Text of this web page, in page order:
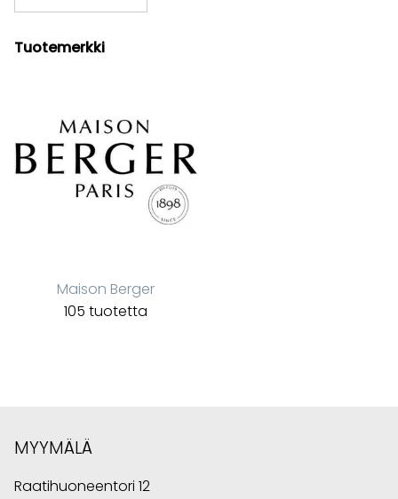
Tuotemerkki
Maison Berger
105 tuotetta
MYYMÄLÄ
Raatihuoneentori 12